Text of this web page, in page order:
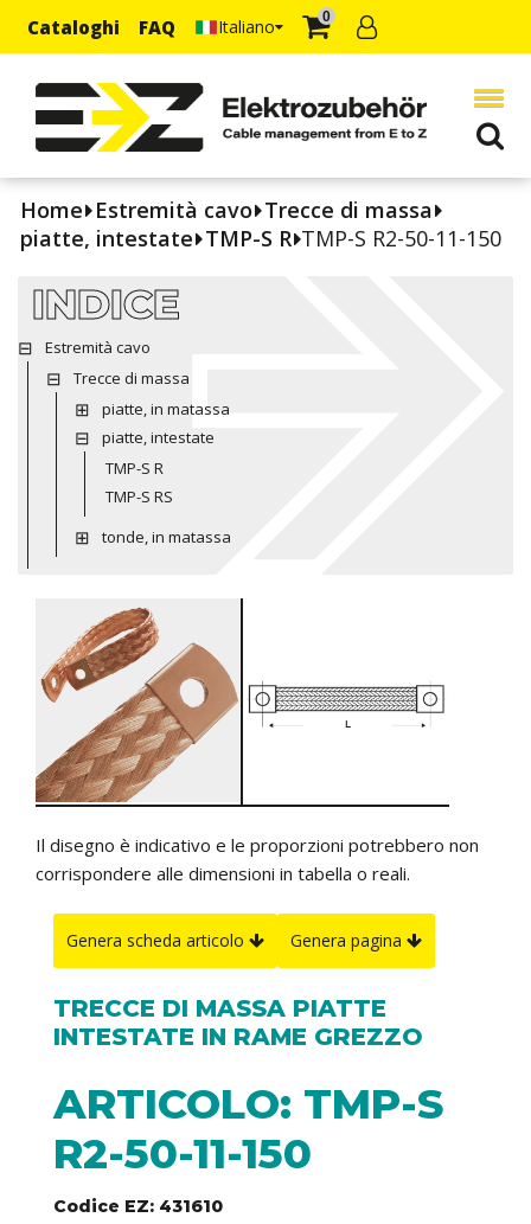
Cataloghi FAQ Italiano 0
Home Estremità cavo Trecce di massa
piatte, intestate TMP-S R TMP-S R2-50-11-150
INDICE
Estremità cavo
Trecce di massa
piatte, in matassa
piatte, intestate
TMP-S R
TMP-S RS
tonde, in matassa
Il disegno è indicativo e le proporzioni potrebbero non
corrispondere alle dimensioni in tabella o reali.
Genera scheda articolo Genera pagina
TRECCE DI MASSA PIATTE
INTESTATE IN RAME GREZZO
ARTICOLO: TMP-S
R2-50-11-150
Codice EZ: 431610